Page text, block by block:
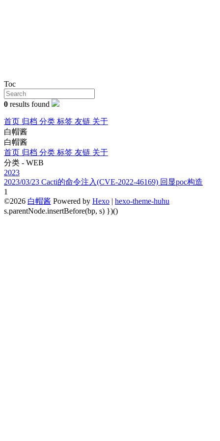
Toc
0 results found
首页 归档 分类 标签 友链 关于
白帽酱
白帽酱
首页 归档 分类 标签 友链 关于
分类 - WEB
2023
2023/03/23 Cacti的命令注入(CVE-2022-46169) 回显poc构造
1
©2026 白帽酱 Powered by Hexo | hexo-theme-huhu
s.parentNode.insertBefore(bp, s) })()